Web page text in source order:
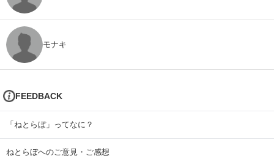
モナキ
FEEDBACK
「ねとらぼ」ってなに？
ねとらぼへのご意見・ご感想